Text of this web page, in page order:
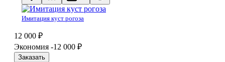
Имитация куст рогоза
12 000 ₽
Экономия -12 000 ₽
Заказать